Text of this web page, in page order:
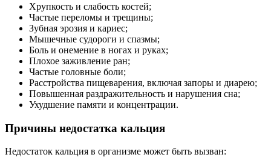
Хрупкость и слабость костей;
Частые переломы и трещины;
Зубная эрозия и кариес;
Мышечные судороги и спазмы;
Боль и онемение в ногах и руках;
Плохое заживление ран;
Частые головные боли;
Расстройства пищеварения, включая запоры и диарею;
Повышенная раздражительность и нарушения сна;
Ухудшение памяти и концентрации.
Причины недостатка кальция
Недостаток кальция в организме может быть вызван: